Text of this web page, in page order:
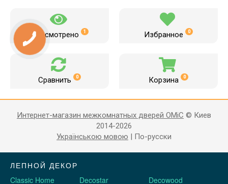
Просмотрено 1 Избранное 0
Сравнить 0 Корзина 0
Интернет-магазин межкомнатных дверей OMiC © Киев
2014-2026
Українською мовою | По-русски
ЛЕПНОЙ ДЕКОР
Classic Home
Decostar
Decowood